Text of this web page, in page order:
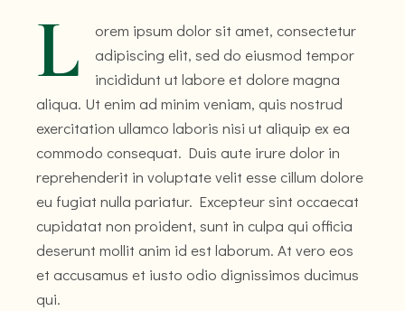
L
orem ipsum dolor sit amet, consectetur
adipiscing elit, sed do eiusmod tempor
incididunt ut labore et dolore magna
aliqua. Ut enim ad minim veniam, quis nostrud
exercitation ullamco laboris nisi ut aliquip ex ea
commodo consequat. Duis aute irure dolor in
reprehenderit in voluptate velit esse cillum dolore
eu fugiat nulla pariatur. Excepteur sint occaecat
cupidatat non proident, sunt in culpa qui officia
deserunt mollit anim id est laborum. At vero eos
et accusamus et iusto odio dignissimos ducimus
qui.